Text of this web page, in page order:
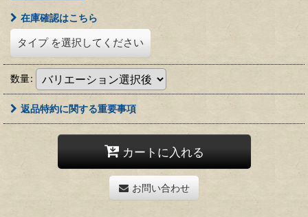
在庫確認はこちら
タイプ を選択してください
数量:
返品特約に関する重要事項
カートに入れる
お問い合わせ